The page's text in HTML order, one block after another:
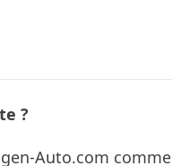
?
Auto.com comme